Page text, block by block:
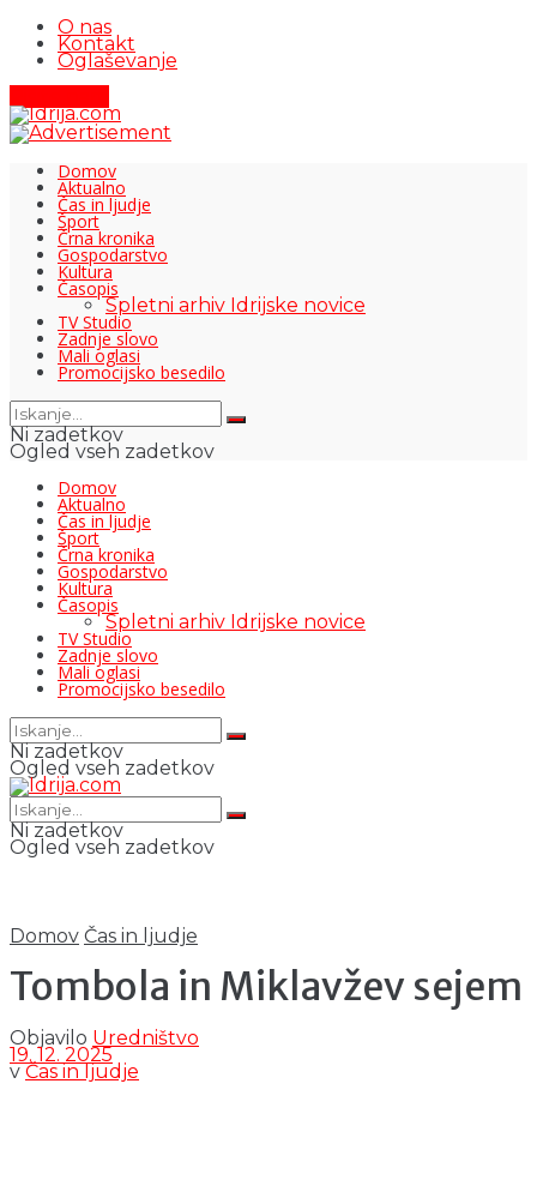
O nas
Kontakt
Oglaševanje
Domov
Aktualno
Čas in ljudje
Šport
Črna kronika
Gospodarstvo
Kultura
Časopis
Spletni arhiv Idrijske novice
TV Studio
Zadnje slovo
Mali oglasi
Promocijsko besedilo
Ni zadetkov
Ogled vseh zadetkov
Domov
Aktualno
Čas in ljudje
Šport
Črna kronika
Gospodarstvo
Kultura
Časopis
Spletni arhiv Idrijske novice
TV Studio
Zadnje slovo
Mali oglasi
Promocijsko besedilo
Ni zadetkov
Ogled vseh zadetkov
Ni zadetkov
Ogled vseh zadetkov
Domov Čas in ljudje
Tombola in Miklavžev sejem
Objavilo Uredništvo
19. 12. 2025
v Čas in ljudje